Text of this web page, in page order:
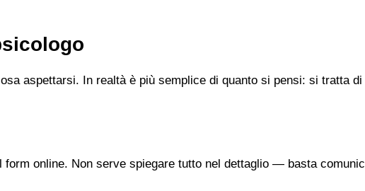
aspettarsi. In realtà è più semplice di quanto si pensi: si tratta
online. Non serve spiegare tutto nel dettaglio — basta